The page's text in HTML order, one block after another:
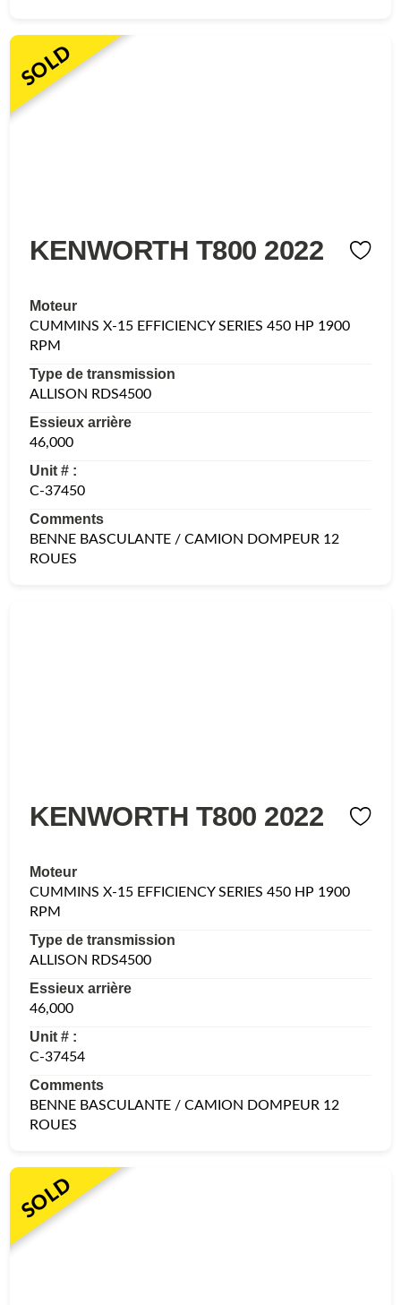
SOLD
KENWORTH T800 2022
Moteur
CUMMINS X-15 EFFICIENCY SERIES 450 HP 1900
RPM
Type de transmission
ALLISON RDS4500
Essieux arrière
46,000
Unit # :
C-37450
Comments
BENNE BASCULANTE / CAMION DOMPEUR 12
ROUES
KENWORTH T800 2022
Moteur
CUMMINS X-15 EFFICIENCY SERIES 450 HP 1900
RPM
Type de transmission
ALLISON RDS4500
Essieux arrière
46,000
Unit # :
C-37454
Comments
BENNE BASCULANTE / CAMION DOMPEUR 12
ROUES
SOLD